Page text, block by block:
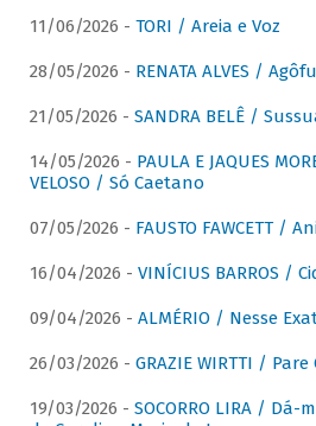
11/06/2026 - TORI / Areia e Voz
28/05/2026 - RENATA ALVES /
21/05/2026 - SANDRA BELÊ /
14/05/2026 - PAULA E JAQUES
VELOSO / Só Caetano
07/05/2026 - FAUSTO FAWCETT /
16/04/2026 - VINÍCIUS BARROS /
09/04/2026 - ALMÉRIO / Nesse
26/03/2026 - GRAZIE WIRTTI /
19/03/2026 - SOCORRO LIRA / Dá-